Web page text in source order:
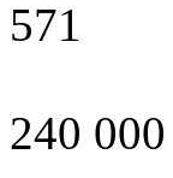
571
240